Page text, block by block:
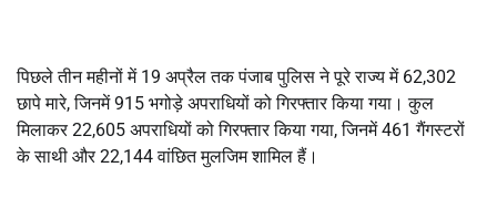
पिछले तीन महीनों में 19 अप्रैल तक पंजाब पुलिस ने पूरे राज्य में 62,302
छापे मारे, जिनमें 915 भगोड़े अपराधियों को गिरफ्तार किया गया। कुल
मिलाकर 22,605 अपराधियों को गिरफ्तार किया गया, जिनमें 461 गैंगस्टरों
के साथी और 22,144 वांछित मुलजिम शामिल हैं।